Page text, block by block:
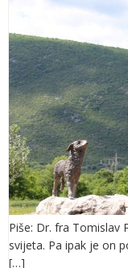
Piše: Dr. fra Tomislav
svijeta. Pa ipak je on
[…]